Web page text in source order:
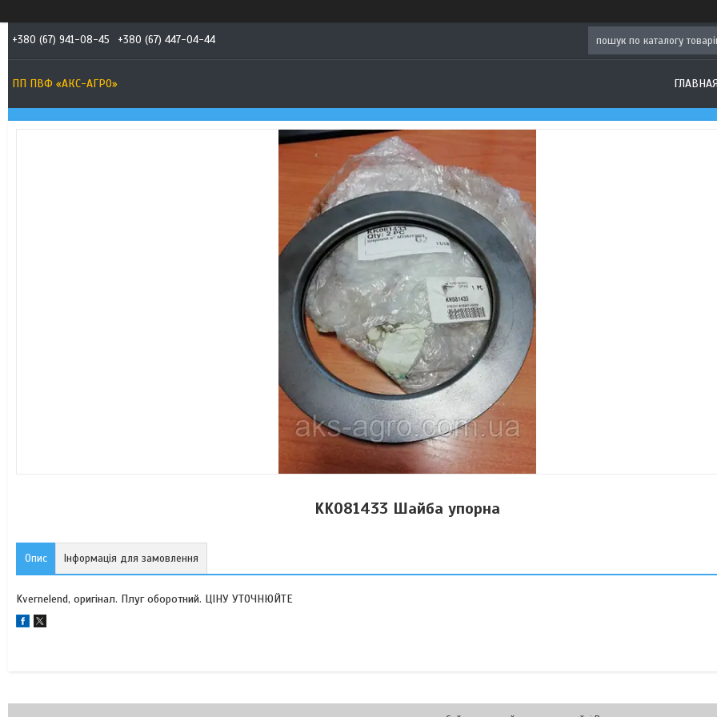
+380 (67) 941-08-45 +380 (67) 447-04-44
ПП ПВФ «АКС-АГРО» ГЛАВНАЯ
KK081433 Шайба упорна
Опис Інформація для замовлення
Kvernelend, оригінал. Плуг оборотний. ЦІНУ УТОЧНЮЙТЕ